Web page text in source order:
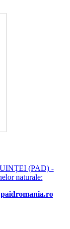
paidromania.ro